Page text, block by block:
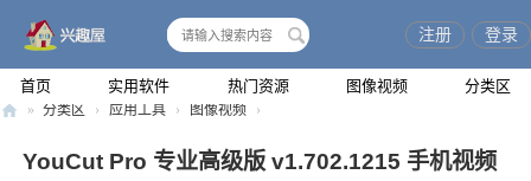
首页 实用软件 热门资源 图像视频 分类区
注册 登录
» 分类区 › 应用工具 › 图像视频 ›
YouCut Pro 专业高级版 v1.702.1215 手机视频